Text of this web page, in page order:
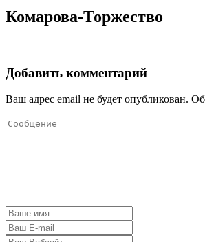
Комарова-Торжество
Добавить комментарий
Ваш адрес email не будет опубликован.